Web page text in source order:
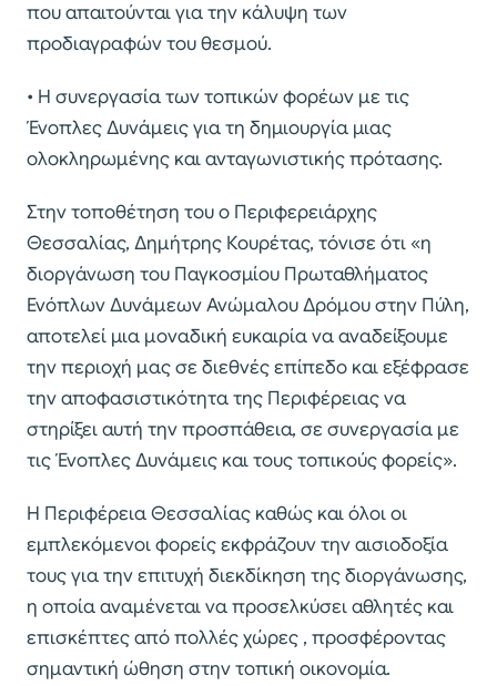
που απαιτούνται για την κάλυψη των
προδιαγραφών του θεσμού.
• Η συνεργασία των τοπικών φορέων με τις
Ένοπλες Δυνάμεις για τη δημιουργία μιας
ολοκληρωμένης και ανταγωνιστικής πρότασης.
Στην τοποθέτηση του ο Περιφερειάρχης
Θεσσαλίας, Δημήτρης Κουρέτας, τόνισε ότι «η
διοργάνωση του Παγκοσμίου Πρωταθλήματος
Ενόπλων Δυνάμεων Ανώμαλου Δρόμου στην Πύλη,
αποτελεί μια μοναδική ευκαιρία να αναδείξουμε
την περιοχή μας σε διεθνές επίπεδο και εξέφρασε
την αποφασιστικότητα της Περιφέρειας να
στηρίξει αυτή την προσπάθεια, σε συνεργασία με
τις Ένοπλες Δυνάμεις και τους τοπικούς φορείς».
Η Περιφέρεια Θεσσαλίας καθώς και όλοι οι
εμπλεκόμενοι φορείς εκφράζουν την αισιοδοξία
τους για την επιτυχή διεκδίκηση της διοργάνωσης,
η οποία αναμένεται να προσελκύσει αθλητές και
επισκέπτες από πολλές χώρες , προσφέροντας
σημαντική ώθηση στην τοπική οικονομία.